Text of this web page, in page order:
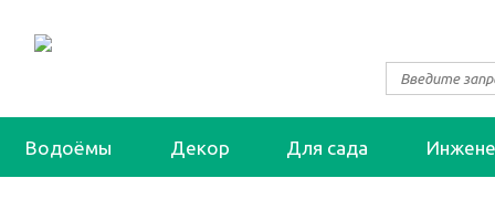
Водоёмы Декор Для сада